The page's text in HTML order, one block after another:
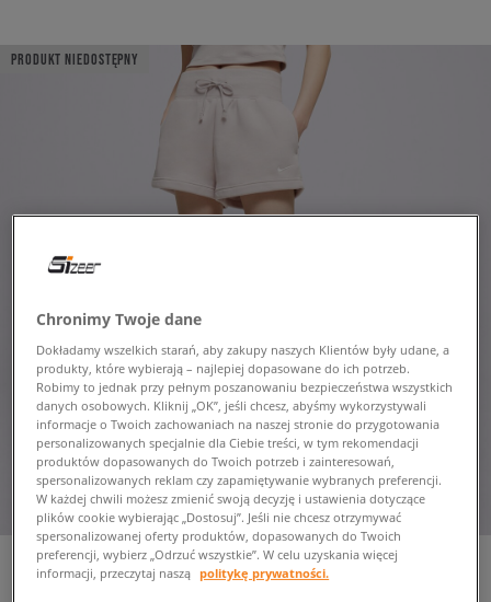
PRODUKT NIEDOSTĘPNY
Chronimy Twoje dane
Dokładamy wszelkich starań, aby zakupy naszych Klientów były udane, a
produkty, które wybierają – najlepiej dopasowane do ich potrzeb.
Robimy to jednak przy pełnym poszanowaniu bezpieczeństwa wszystkich
danych osobowych. Kliknij „OK”, jeśli chcesz, abyśmy wykorzystywali
informacje o Twoich zachowaniach na naszej stronie do przygotowania
personalizowanych specjalnie dla Ciebie treści, w tym rekomendacji
produktów dopasowanych do Twoich potrzeb i zainteresowań,
spersonalizowanych reklam czy zapamiętywanie wybranych preferencji.
W każdej chwili możesz zmienić swoją decyzję i ustawienia dotyczące
plików cookie wybierając „Dostosuj”. Jeśli nie chcesz otrzymywać
spersonalizowanej oferty produktów, dopasowanych do Twoich
preferencji, wybierz „Odrzuć wszystkie”. W celu uzyskania więcej
informacji, przeczytaj naszą politykę prywatności.